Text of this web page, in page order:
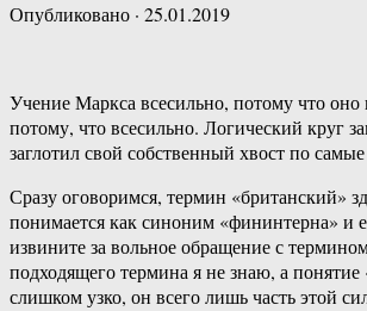
Опубликовано · 25.01.2019
Учение Маркса всесильно, потому что
потому, что всесильно. Логический круг
заглотил свой собственный хвост по
Сразу оговоримся, термин «британский»
понимается как синоним «фининтерна» и
извините за вольное обращение с
подходящего термина я не знаю, а
слишком узко, он всего лишь часть этой